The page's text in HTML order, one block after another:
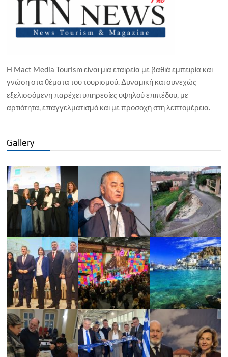
Η Mact Media Tourism είναι μια εταιρεία με βαθιά εμπειρία και
γνώση στα θέματα του τουρισμού. Δυναμική και συνεχώς
εξελισσόμενη παρέχει υπηρεσίες υψηλού επιπέδου, με
αρτιότητα, επαγγελματισμό και με προσοχή στη λεπτομέρεια.
Gallery